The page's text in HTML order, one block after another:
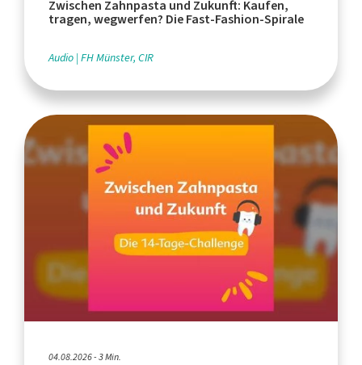
Zwischen Zahnpasta und Zukunft: Kaufen,
tragen, wegwerfen? Die Fast-Fashion-Spirale
Audio FH Münster, CIR
04.08.2026 - 3 Min.